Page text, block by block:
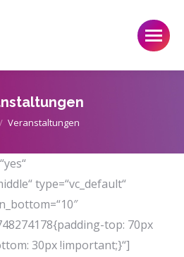
sich hier:
Veranstaltungen
type=“vc_default“
top: 70px
30px !important;}“]